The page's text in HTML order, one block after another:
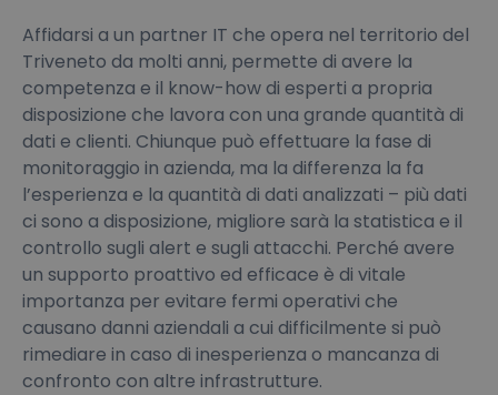
Affidarsi a un partner IT che opera nel territorio del
Triveneto da molti anni, permette di avere la
competenza e il know-how di esperti a propria
disposizione che lavora con una grande quantità di
dati e clienti. Chiunque può effettuare la fase di
monitoraggio in azienda, ma la differenza la fa
l’esperienza e la quantità di dati analizzati – più dati
ci sono a disposizione, migliore sarà la statistica e il
controllo sugli alert e sugli attacchi. Perché avere
un supporto proattivo ed efficace è di vitale
importanza per evitare fermi operativi che
causano danni aziendali a cui difficilmente si può
rimediare in caso di inesperienza o mancanza di
confronto con altre infrastrutture.